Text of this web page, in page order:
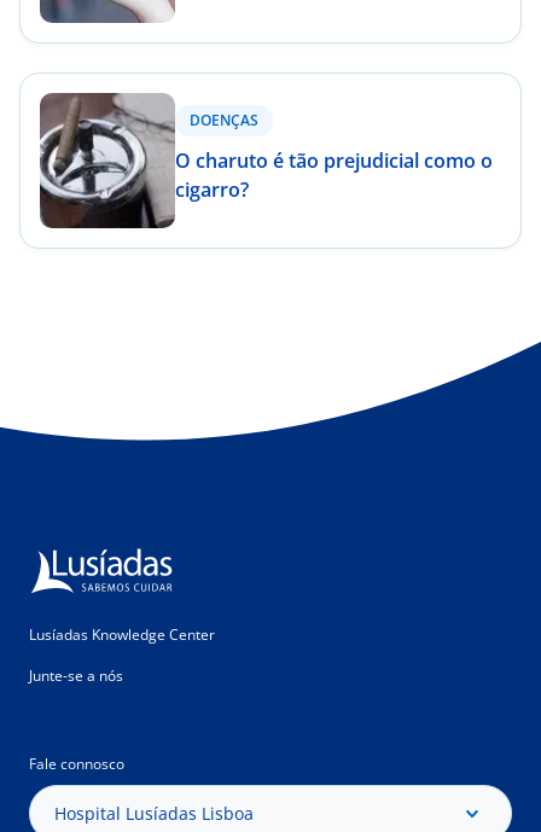
DOENÇAS
O charuto é tão prejudicial como o
cigarro?
Lusíadas Knowledge Center
Junte-se a nós
Fale connosco
Hospital Lusíadas Lisboa